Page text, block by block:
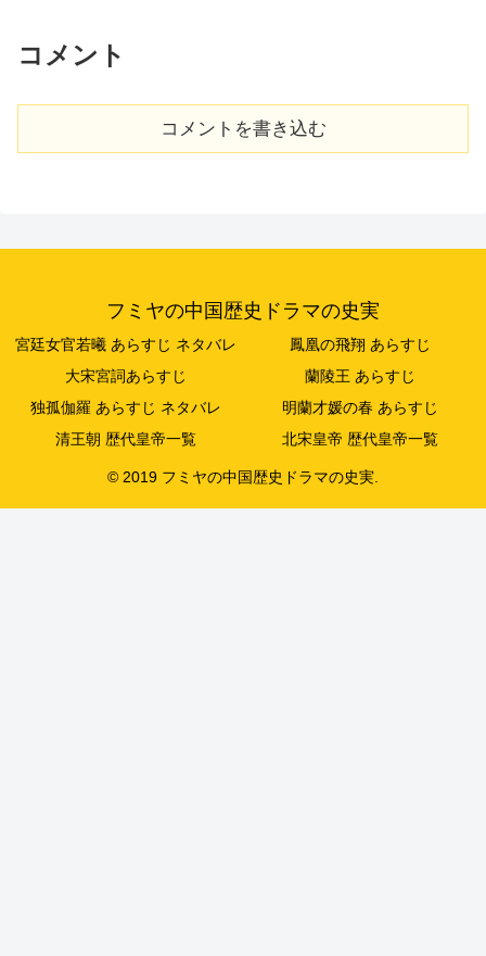
コメント
コメントを書き込む
フミヤの中国歴史ドラマの史実
宮廷女官若曦 あらすじ ネタバレ
鳳凰の飛翔 あらすじ
大宋宮詞あらすじ
蘭陵王 あらすじ
独孤伽羅 あらすじ ネタバレ
明蘭才媛の春 あらすじ
清王朝 歴代皇帝一覧
北宋皇帝 歴代皇帝一覧
© 2019 フミヤの中国歴史ドラマの史実.